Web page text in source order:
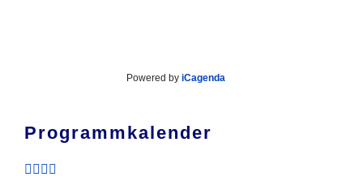
Powered by iCagenda
Programmkalender